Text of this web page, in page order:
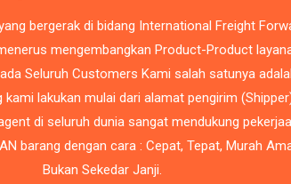
bergerak di bidang International Freight
mengembangkan Product-Product
Seluruh Customers Kami salah satunya
lakukan mulai dari alamat pengirim
di seluruh dunia sangat mendukung
barang dengan cara : Cepat, Tepat, Murah
Bukan Sekedar Janji.